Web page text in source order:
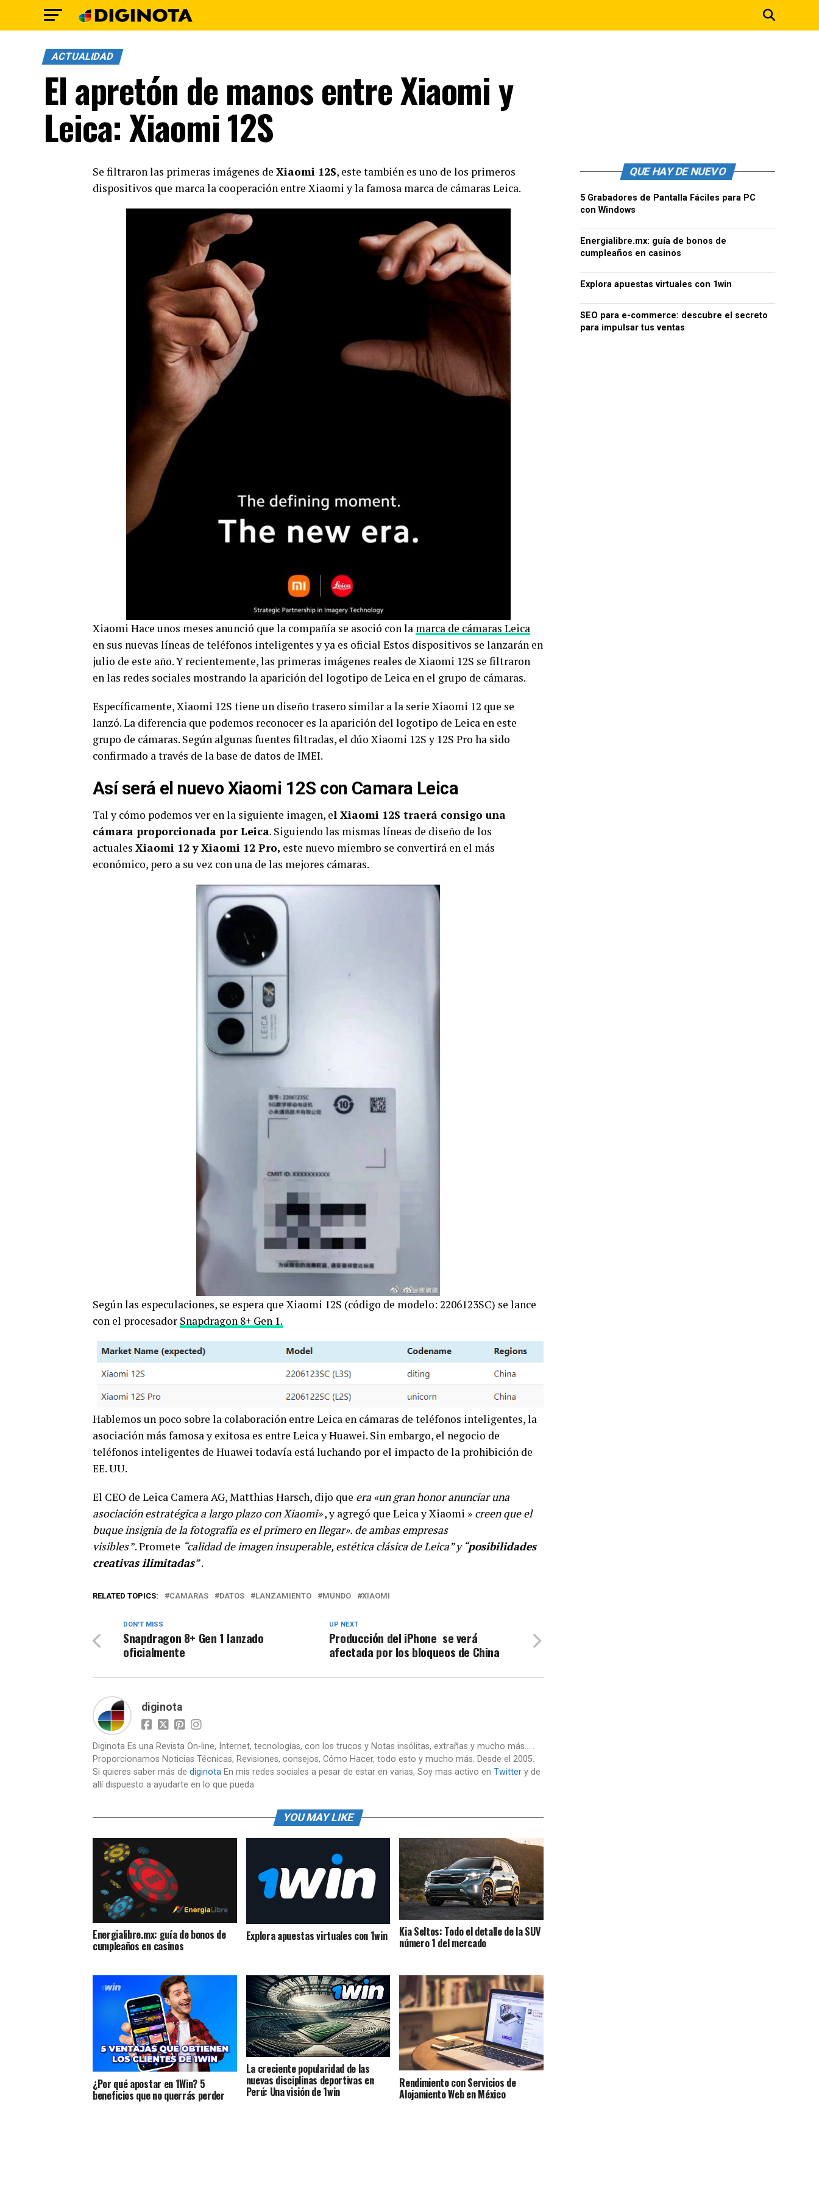
ACTUALIDAD
El apretón de manos entre Xiaomi y
Leica: Xiaomi 12S
Se filtraron las primeras imágenes de Xiaomi 12S, este también es uno de los primeros
dispositivos que marca la cooperación entre Xiaomi y la famosa marca de cámaras Leica.
Xiaomi Hace unos meses anunció que la compañía se asoció con la marca de cámaras Leica
en sus nuevas líneas de teléfonos inteligentes y ya es oficial Estos dispositivos se lanzarán en
julio de este año. Y recientemente, las primeras imágenes reales de Xiaomi 12S se filtraron
en las redes sociales mostrando la aparición del logotipo de Leica en el grupo de cámaras.
Específicamente, Xiaomi 12S tiene un diseño trasero similar a la serie Xiaomi 12 que se
lanzó. La diferencia que podemos reconocer es la aparición del logotipo de Leica en este
grupo de cámaras. Según algunas fuentes filtradas, el dúo Xiaomi 12S y 12S Pro ha sido
confirmado a través de la base de datos de IMEI.
Así será el nuevo Xiaomi 12S con Camara Leica
Tal y cómo podemos ver en la siguiente imagen, el Xiaomi 12S traerá consigo una
cámara proporcionada por Leica. Siguiendo las mismas líneas de diseño de los
actuales Xiaomi 12 y Xiaomi 12 Pro, este nuevo miembro se convertirá en el más
económico, pero a su vez con una de las mejores cámaras.
Según las especulaciones, se espera que Xiaomi 12S (código de modelo: 2206123SC) se lance
con el procesador Snapdragon 8+ Gen 1.
Hablemos un poco sobre la colaboración entre Leica en cámaras de teléfonos inteligentes, la
asociación más famosa y exitosa es entre Leica y Huawei. Sin embargo, el negocio de
teléfonos inteligentes de Huawei todavía está luchando por el impacto de la prohibición de
EE. UU.
El CEO de Leica Camera AG, Matthias Harsch, dijo que era «un gran honor anunciar una
asociación estratégica a largo plazo con Xiaomi», y agregó que Leica y Xiaomi » creen que el
buque insignia de la fotografía es el primero en llegar». de ambas empresas
visibles”. Promete “calidad de imagen insuperable, estética clásica de Leica” y “posibilidades
creativas ilimitadas”.
RELATED TOPICS: CAMARAS DATOS LANZAMIENTO MUNDO XIAOMI
UP NEXT
Producción del iPhone se verá
afectada por los bloqueos de China
DON'T MISS
Snapdragon 8+ Gen 1 lanzado
oficialmente
diginota
Diginota Es una Revista On-line, Internet, tecnologías, con los trucos y Notas insólitas, extrañas y mucho más... .
Proporcionamos Noticias Técnicas, Revisiones, consejos, Cómo Hacer, todo esto y mucho más. Desde el 2005.
Si quieres saber más de diginota En mis redes sociales a pesar de estar en varias, Soy mas activo en Twitter y de
allí dispuesto a ayudarte en lo que pueda.
YOU MAY LIKE
Energialibre.mx: guía de bonos de
cumpleaños en casinos
Explora apuestas virtuales con 1win Kia Seltos: Todo el detalle de la SUV
número 1 del mercado
¿Por qué apostar en 1Win? 5
beneficios que no querrás perder
La creciente popularidad de las
nuevas disciplinas deportivas en
Perú: Una visión de 1win
Rendimiento con Servicios de
Alojamiento Web en México
QUE HAY DE NUEVO
5 Grabadores de Pantalla Fáciles para PC
con Windows
Energialibre.mx: guía de bonos de
cumpleaños en casinos
Explora apuestas virtuales con 1win
SEO para e-commerce: descubre el secreto
para impulsar tus ventas